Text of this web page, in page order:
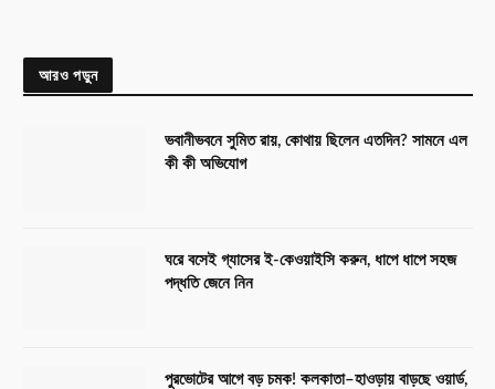
আরও পড়ুন
ভবানীভবনে সুমিত রায়, কোথায় ছিলেন এতদিন? সামনে এল
কী কী অভিযোগ
ঘরে বসেই গ্যাসের ই-কেওয়াইসি করুন, ধাপে ধাপে সহজ
পদ্ধতি জেনে নিন
পুরভোটের আগে বড় চমক! কলকাতা–হাওড়ায় বাড়ছে ওয়ার্ড,